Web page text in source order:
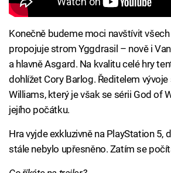
Konečně budeme moci navštívit
propojuje strom Yggdrasil – nově i
a hlavně Asgard. Na kvalitu celé hry
dohlížet Cory Barlog. Ředitelem
Williams, který je však se sérii God of
jejího počátku.
Hra vyjde exkluzivně na PlayStation 5,
stále nebylo upřesněno. Zatím se